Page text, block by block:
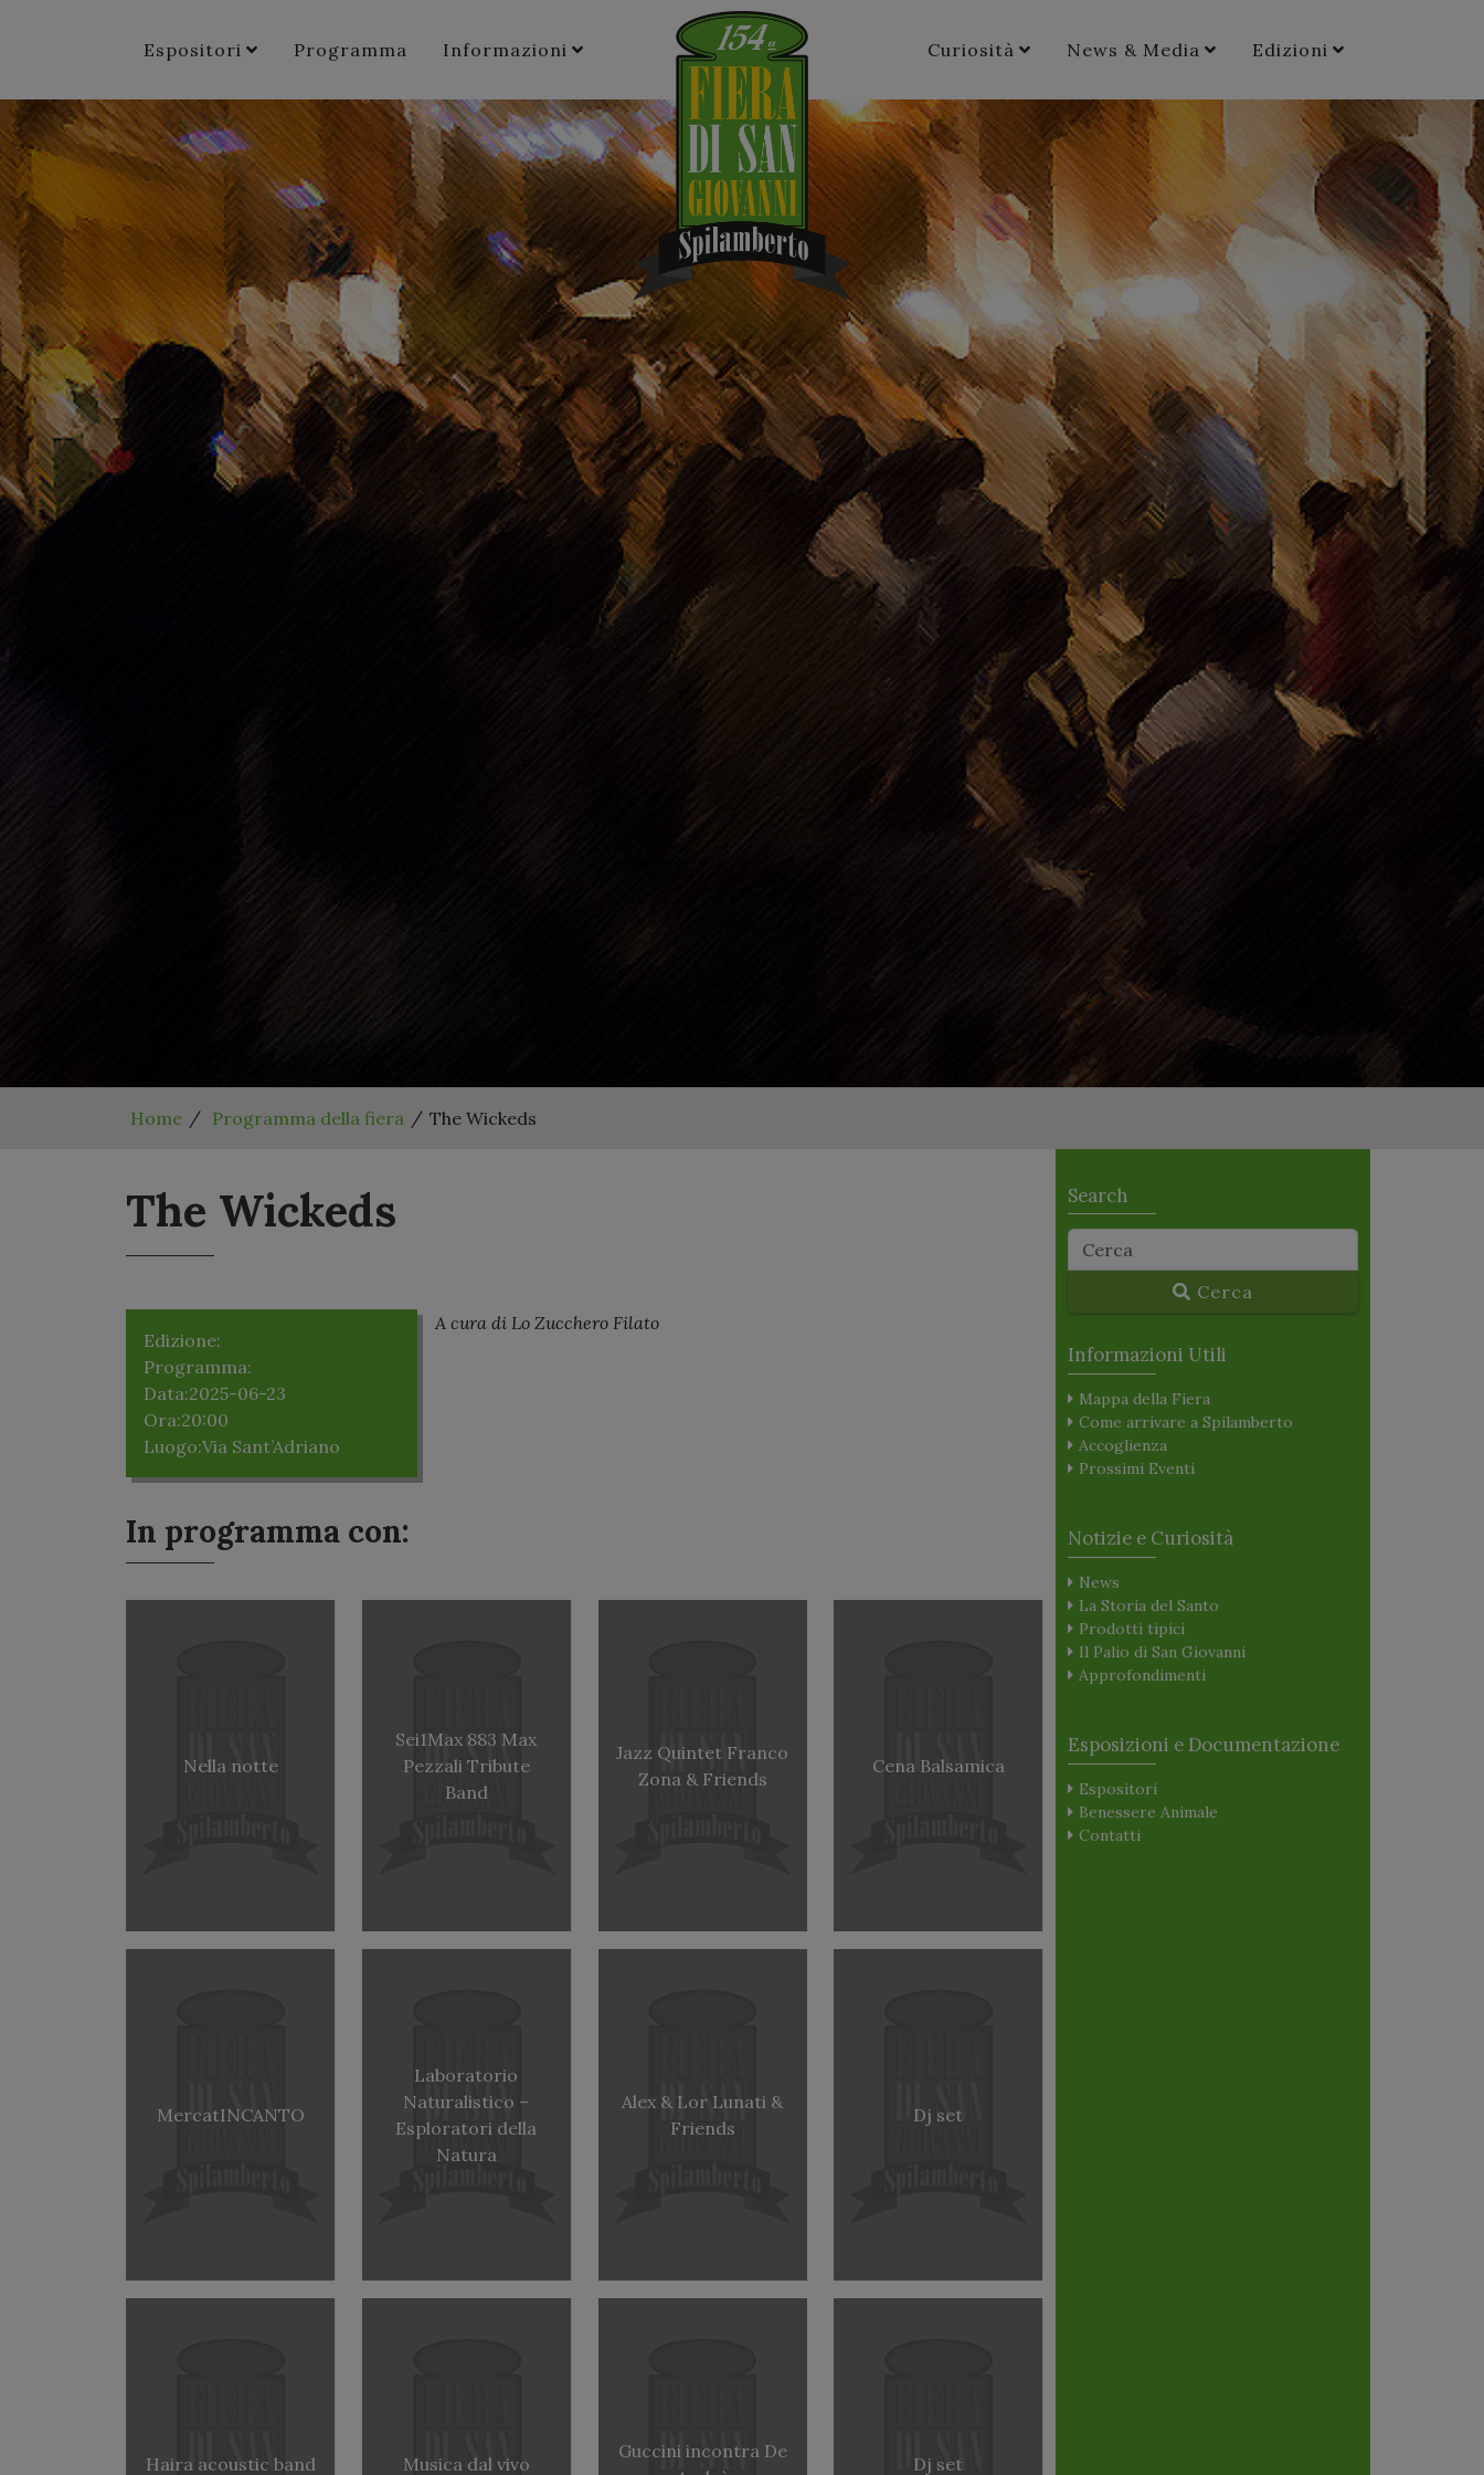
Espositori Programma Informazioni Curiosità News & Media Edizioni
Home Programma della fiera The Wickeds
The Wickeds
Edizione:
Programma:
Data:2025-06-23
Ora:20:00
Luogo:Via Sant’Adriano
A cura di Lo Zucchero Filato
In programma con:
Nella notte
Sei1Max 883 Max
Pezzali Tribute
Band
Jazz Quintet Franco
Zona & Friends
Cena Balsamica
MercatINCANTO
Laboratorio
Naturalistico –
Esploratori della
Natura
Alex & Lor Lunati &
Friends
Dj set
Haira acoustic band Musica dal vivo
Guccini incontra De
Dj set
Search
Cerca
Informazioni Utili
Mappa della Fiera
Come arrivare a Spilamberto
Accoglienza
Prossimi Eventi
Notizie e Curiosità
News
La Storia del Santo
Prodotti tipici
Il Palio di San Giovanni
Approfondimenti
Esposizioni e Documentazione
Espositori
Benessere Animale
Contatti